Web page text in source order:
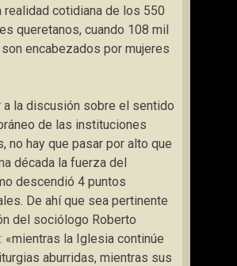
realidad cotidiana de los 550
queretanos, cuando 108 mil
encabezados por mujeres
a la discusión sobre el sentido
de las instituciones
no hay que pasar por alto que
década la fuerza del
descendió 4 puntos
De ahí que sea pertinente
del sociólogo Roberto
«mientras la Iglesia continúe
aburridas, mientras sus